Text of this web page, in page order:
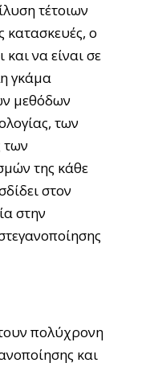
τέτοιων
ο
να είναι σε
γκάμα
μεθόδων
των
των
της κάθε
στον
στην
πολύχρονη
και